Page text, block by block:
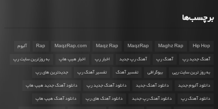
برچسب‌ها
Hip Hop
Maghz Rap
MaqzRap
Maqz Rap
MaqzRap.com
Rap آلبوم
آهنگ جدید رپ آهنگ رپ آهنگ رپ جدید اخبار رپ اخبار هیپ هاپ به روزترین سایت رپ
به روز ترین سایت رپی بیوگرافی تفسیر آهنگ تفسیر آهنگ رپ جدیدترین های رپ
دانلود آلبوم جدید دانلود آهنگ جدید دانلود آهنگ جدید رپ دانلود آهنگ جدید هیپ هاپ
دانلود آهنگ رپ دانلود آهنگ رپ جدید دانلود آهنگ های رپ دانلود آهنگ هیپ هاپ